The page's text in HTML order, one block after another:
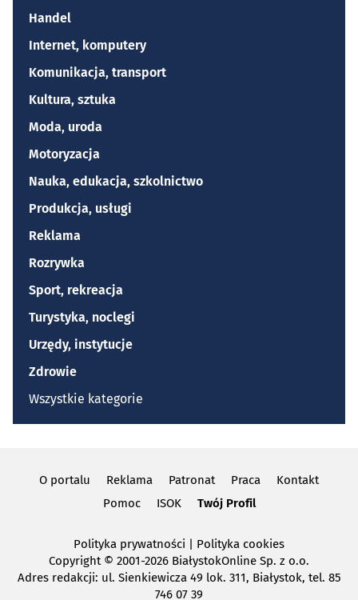
Handel
Internet, komputery
Komunikacja, transport
Kultura, sztuka
Moda, uroda
Motoryzacja
Nauka, edukacja, szkolnictwo
Produkcja, usługi
Reklama
Rozrywka
Sport, rekreacja
Turystyka, noclegi
Urzędy, instytucje
Zdrowie
Wszystkie kategorie
O portalu Reklama Patronat Praca
Kontakt
Pomoc
ISOK Twój Profil
Polityka prywatności
Polityka cookies
Copyright© 2001-2026 BiałystokOnline Sp. z o.o.
Adres redakcji: ul. Sienkiewicza 49 lok. 311, Białystok, tel. 85
746 07 39